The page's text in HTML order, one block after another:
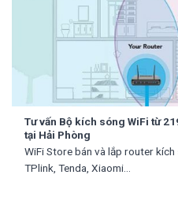
Tư vấn Bộ kích sóng WiFi từ
tại Hải Phòng
WiFi Store bán và lắp router kích
TPlink, Tenda, Xiaomi...